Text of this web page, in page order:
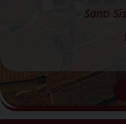
Santi